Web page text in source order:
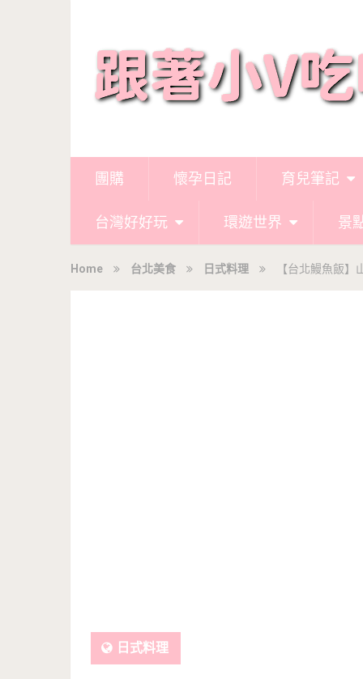
團購 懷孕日記 育兒筆記
台灣好好玩 環遊世界 景
Home 台北美食 日式料理 【台北鰻魚飯
日式料理